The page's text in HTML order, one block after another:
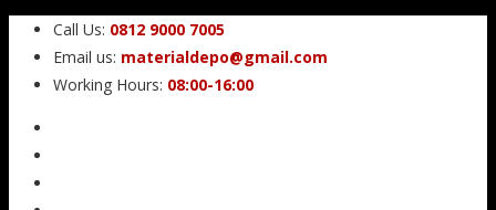
Call Us: 0812 9000 7005
Email us: materialdepo@gmail.com
Working Hours: 08:00-16:00